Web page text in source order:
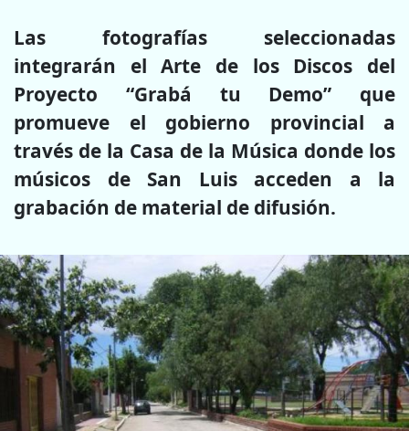
Las fotografías seleccionadas
integrarán el Arte de los Discos del
Proyecto “Grabá tu Demo” que
promueve el gobierno provincial a
través de la Casa de la Música donde los
músicos de San Luis acceden a la
grabación de material de difusión.